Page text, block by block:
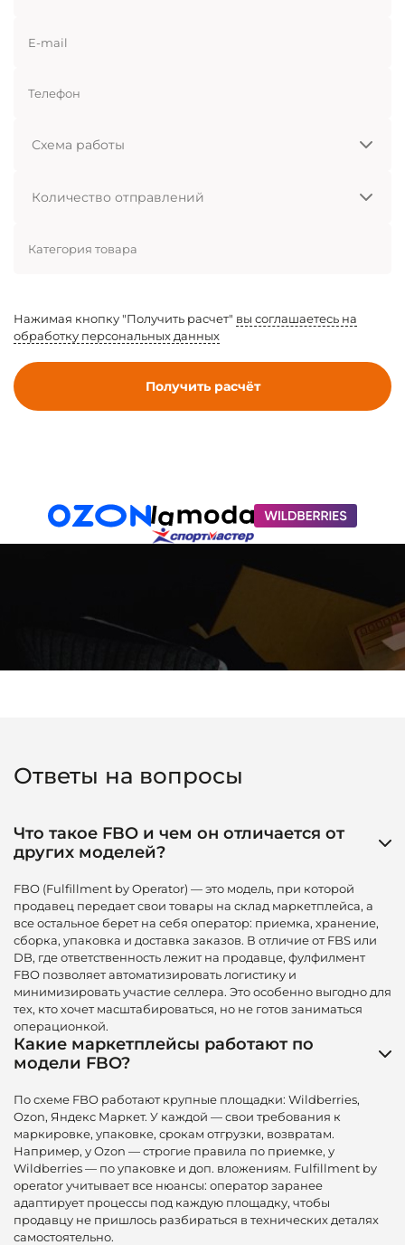
E-mail
Телефон
Схема
Количество
Категория товара
Нажимая кнопку "Получить расчет" вы соглашаетесь на
обработку персональных данных
Получить расчёт
Работа
с маркетплейсами
Ответы на вопросы
Что такое FBO и чем он отличается от
других моделей?
FBO (Fulfillment by Operator) — это модель, при которой
продавец передает свои товары на склад маркетплейса, а
все остальное берет на себя оператор: приемка, хранение,
сборка, упаковка и доставка заказов. В отличие от FBS или
DB, где ответственность лежит на продавце, фулфилмент
FBO позволяет автоматизировать логистику и
минимизировать участие селлера. Это особенно выгодно для
тех, кто хочет масштабироваться, но не готов заниматься
операционкой.
Какие маркетплейсы работают по
модели FBO?
По схеме FBO работают крупные площадки: Wildberries,
Ozon, Яндекс Маркет. У каждой — свои требования к
маркировке, упаковке, срокам отгрузки, возвратам.
Например, у Ozon — строгие правила по приемке, у
Wildberries — по упаковке и доп. вложениям. Fulfillment by
operator учитывает все нюансы: оператор заранее
адаптирует процессы под каждую площадку, чтобы
продавцу не пришлось разбираться в технических деталях
самостоятельно.